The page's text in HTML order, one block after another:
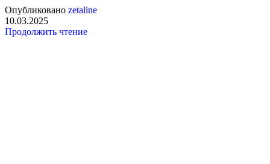
Опубликовано zetaline
10.03.2025
Продолжить чтение